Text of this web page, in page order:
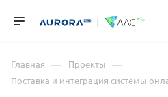
Главная — Проекты —
Поставка и интеграция системы